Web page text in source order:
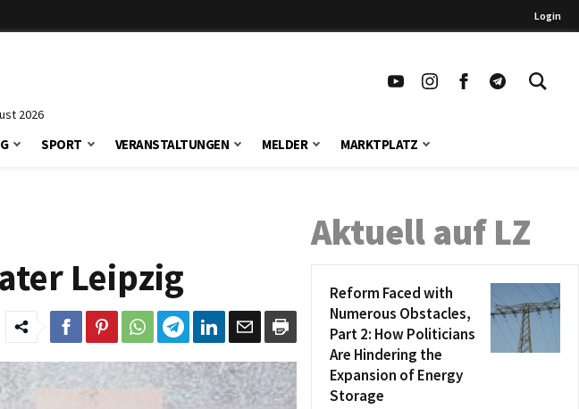
Login
2026
SPORT VERANSTALTUNGEN MELDER MARKTPLATZ
Leipzig
Aktuell auf LZ
Reform Faced with
Numerous Obstacles,
Part 2: How Politicians
Are Hindering the
Expansion of Energy
Storage